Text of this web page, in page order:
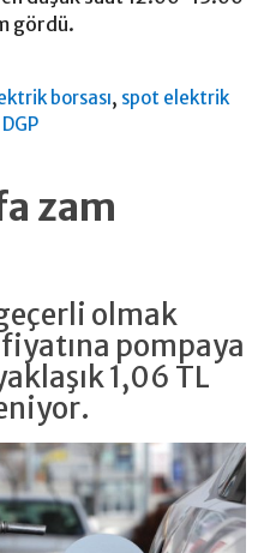
gördü.
borsası, spot elektrik
DGP
zam
olmak
pompaya
1,06 TL